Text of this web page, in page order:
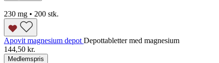
230 mg • 200 stk.
Apovit magnesium depot Depottabletter med magnesium
144,50 kr.
Medlemspris